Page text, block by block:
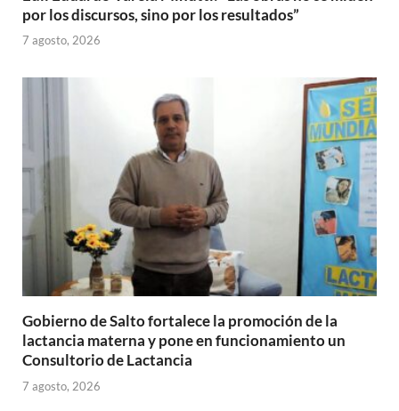
por los discursos, sino por los resultados”
7 agosto, 2026
Gobierno de Salto fortalece la promoción de la
lactancia materna y pone en funcionamiento un
Consultorio de Lactancia
7 agosto, 2026